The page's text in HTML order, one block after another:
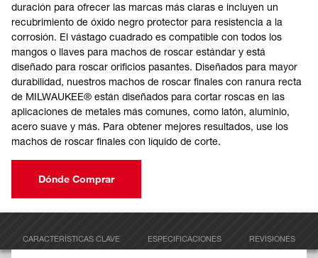
duración para ofrecer las marcas más claras e incluyen un
recubrimiento de óxido negro protector para resistencia a la
corrosión. El vástago cuadrado es compatible con todos los
mangos o llaves para machos de roscar estándar y está
diseñado para roscar orificios pasantes. Diseñados para mayor
durabilidad, nuestros machos de roscar finales con ranura recta
de MILWAUKEE® están diseñados para cortar roscas en las
aplicaciones de metales más comunes, como latón, aluminio,
acero suave y más. Para obtener mejores resultados, use los
machos de roscar finales con líquido de corte.
Dónde Comprar
CARACTERÍSTICAS CLAVE ESPECIFICACIONES REVISIONES